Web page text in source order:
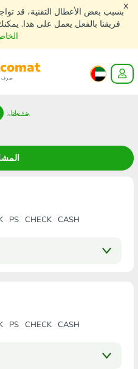
بسبب بعض الأعطال التقنية، قد
فريقنا بالفعل يعمل على هذا.
x
صرف
بدء تبادل
PS CHECK CASH
PS CHECK CASH